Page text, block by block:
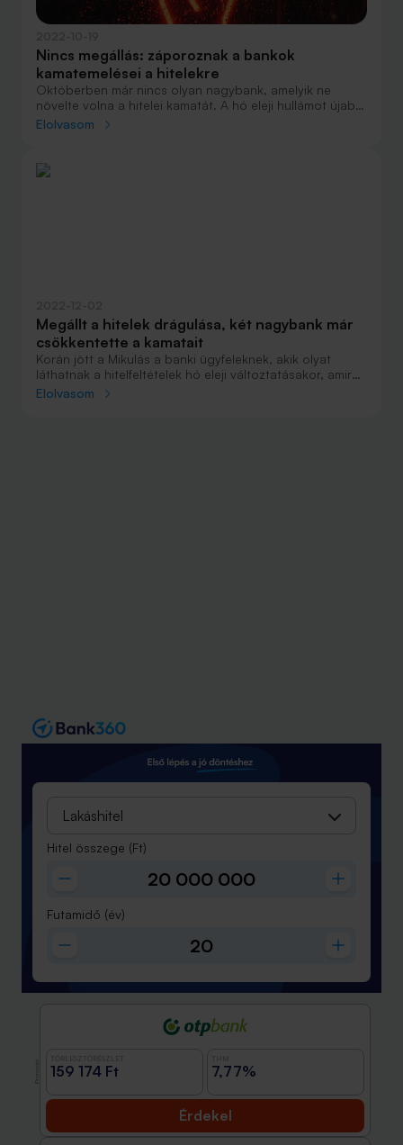
Nincs megállás: záporoznak a bankok
kamatemelései a hitelekre
Októberben már nincs olyan nagybank, amelyik ne
növelte volna a hitelei kamatát. A hó eleji hullámot újabb
drágítások követték, amelyek ráadásul többnyire még
Elolvasom
Megállt a hitelek drágulása, két nagybank már
csökkentette a kamatait
Korán jött a Mikulás a banki ügyfeleknek, akik olyat
láthatnak a hitelfeltételek hó eleji változtatásakor, amire
utoljára tavaly volt példa. Elmaradt a megszokottá vált
Elolvasom
Lakáshitel
Hitel összege (Ft)
Futamidő (év)
159 174 Ft 7,77%
Érdekel